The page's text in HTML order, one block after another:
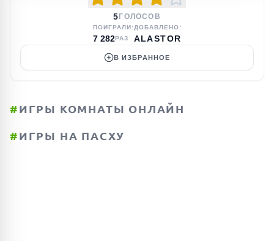
5 ГОЛОСОВ
ПОИГРАЛИ:
7 282РАЗ
ДОБАВЛЕНО:
ALASTOR
В ИЗБРАННОЕ
#ИГРЫ КОМНАТЫ ОНЛАЙН
#ИГРЫ НА ПАСХУ